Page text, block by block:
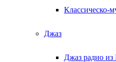
Классическо-
Джаз
Джаз радио из